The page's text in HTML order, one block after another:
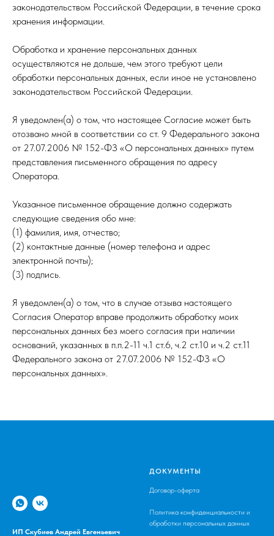
законодательством Российской Федерации, в течение срока
хранения информации.
Обработка и хранение персональных данных
осуществляются не дольше, чем этого требуют цели
обработки персональных данных, если иное не установлено
законодательством Российской Федерации.
Я уведомлен(а) о том, что настоящее Согласие может быть
отозвано мной в соответствии со ст. 9 Федерального закона
от 27.07.2006 № 152-ФЗ «О персональных данных» путем
представления письменного обращения по адресу
Оператора.
Указанное письменное обращение должно содержать
следующие сведения обо мне:
(1) фамилия, имя, отчество;
(2) контактные данные (номер телефона и адрес
электронной почты);
(3) подпись.
Я уведомлен(а) о том, что в случае отзыва настоящего
Согласия Оператор вправе продолжить обработку моих
персональных данных без моего согласия при наличии
оснований, указанных в п.п.2-11 ч.1 ст.6, ч.2 ст.10 и ч.2 ст.11
Федерального закона от 27.07.2006 № 152-ФЗ «О
персональных данных».
ИП Скубиев Андрей Евгеньевич
ДОКУМЕНТЫ
Договор-оферта
Политика конфиденциальности и
обработки персональных данных